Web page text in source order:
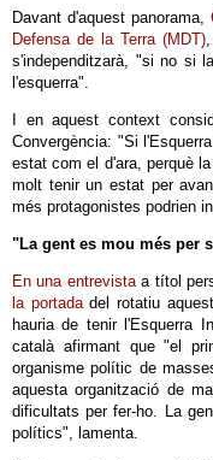
Davant d'aquest panorama,
Defensa de la Terra (MDT)
s'independitzarà, "si no si
l'esquerra".
I en aquest context
Convergència: "Si
estat com el d'ara, perquè
molt tenir un estat per
més protagonistes podrien
"La gent es mou més per
En una entrevistaa títol
la portadadel rotatiu
hauria de tenir l'Esquerra
català afirmant que "el
organisme polític de
aquesta organització de
dificultats per fer-ho. La
polítics", lamenta.